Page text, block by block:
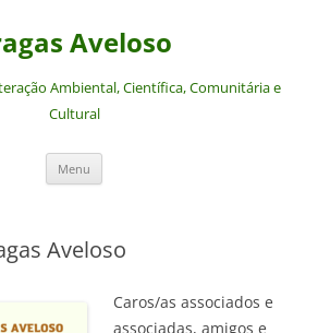
Aveloso
Ambiental, Científica, Comunitária e
Cultural
Menu
Aveloso
Caros/as associados e
associadas, amigos e